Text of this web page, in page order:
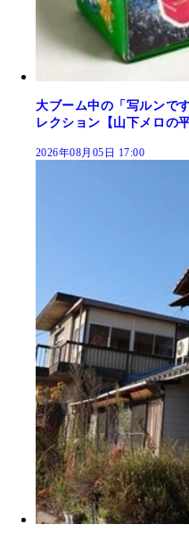
大ブーム中の「写ルンで
レクション【山下メロの
2026年08月05日 17:00